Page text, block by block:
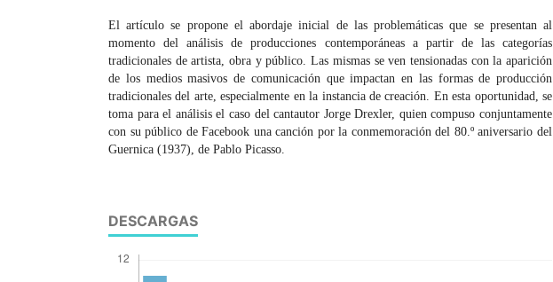
El artículo se propone el abordaje inicial de las problemáticas que se presentan al
momento del análisis de producciones contemporáneas a partir de las categorías
tradicionales de artista, obra y público. Las mismas se ven tensionadas con la aparición
de los medios masivos de comunicación que impactan en las formas de producción
tradicionales del arte, especialmente en la instancia de creación. En esta oportunidad, se
toma para el análisis el caso del cantautor Jorge Drexler, quien compuso conjuntamente
con su público de Facebook una canción por la conmemoración del 80.º aniversario del
Guernica (1937), de Pablo Picasso.
DESCARGAS